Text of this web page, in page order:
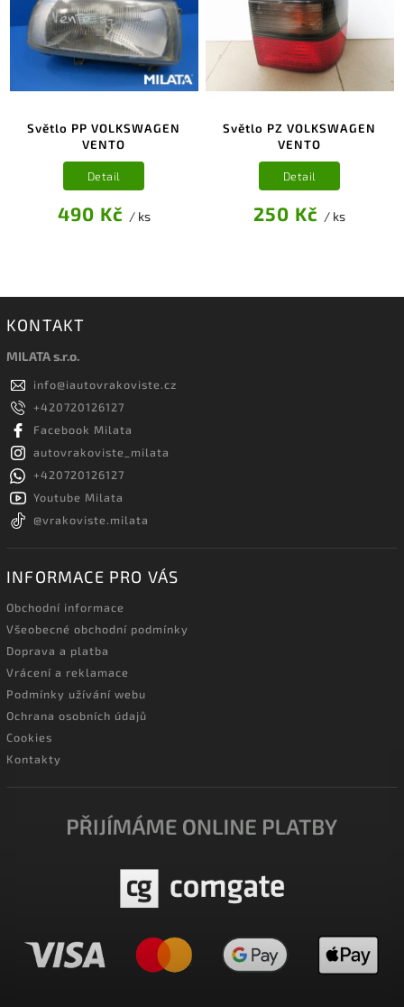
Světlo PP VOLKSWAGEN
VENTO
490 Kč / ks
Detail
Světlo PZ VOLKSWAGEN
VENTO
250 Kč / ks
Detail
KONTAKT
MILATA s.r.o.
info@iautovrakoviste.cz
+420720126127
Facebook Milata
autovrakoviste_milata
+420720126127
Youtube Milata
@vrakoviste.milata
INFORMACE PRO VÁS
Obchodní informace
Všeobecné obchodní podmínky
Doprava a platba
Vrácení a reklamace
Podmínky užívání webu
Ochrana osobních údajů
Cookies
Kontakty